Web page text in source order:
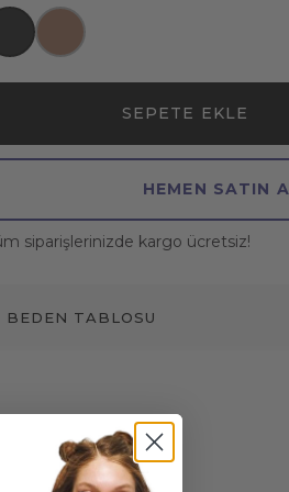
SEPETE EKLE
HEMEN SATIN
siparişlerinizde kargo ücretsiz!
BEDEN TABLOSU